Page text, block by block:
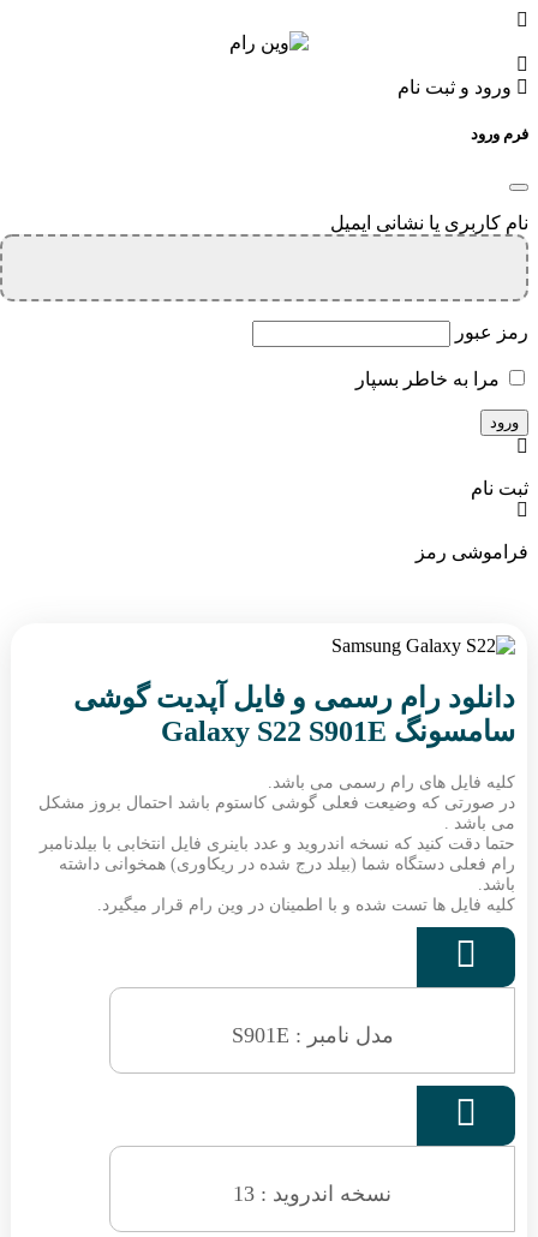
ورود و ثبت نام
فرم ورود
نام کاربری یا نشانی ایمیل
رمز عبور
مرا به خاطر بسپار
ثبت نام
فراموشی رمز
دانلود رام رسمی و فایل آپدیت گوشی
سامسونگ Galaxy S22 S901E
کلیه فایل های رام رسمی می باشد.
در صورتی که وضیعت فعلی گوشی کاستوم باشد احتمال بروز مشکل
می باشد .
حتما دقت کنید که نسخه اندروید و عدد باینری فایل انتخابی با بیلدنامبر
رام فعلی دستگاه شما (بیلد درج شده در ریکاوری) همخوانی داشته
باشد.
کلیه فایل ها تست شده و با اطمینان در وین رام قرار میگیرد.

مدل نامبر : S901E

نسخه اندروید : 13